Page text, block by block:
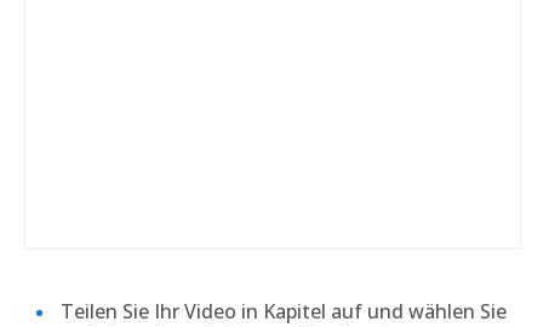
Teilen Sie Ihr Video in Kapitel auf und wählen Sie